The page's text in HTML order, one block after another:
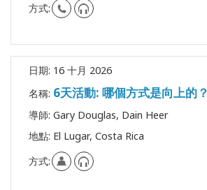
方式:
日期: 16 十月 2026
名稱: 6天活動: 哪個方式是向上的？
導師: Gary Douglas, Dain Heer
地點: El Lugar, Costa Rica
方式: